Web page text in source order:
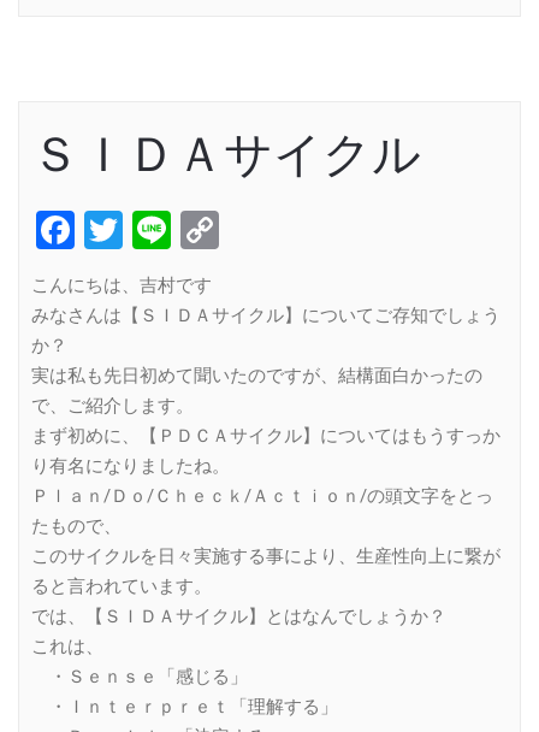
ＳＩＤＡサイクル
Facebook
Twitter
Line
こんにちは、吉村です
みなさんは【ＳＩＤＡサイクル】についてご存知でしょう
か？
実は私も先日初めて聞いたのですが、結構面白かったの
で、ご紹介します。
まず初めに、【ＰＤＣＡサイクル】についてはもうすっか
り有名になりましたね。
Ｐｌａｎ/Ｄｏ/Ｃｈｅｃｋ/Ａｃｔｉｏｎ/の頭文字をとっ
たもので、
このサイクルを日々実施する事により、生産性向上に繋が
ると言われています。
では、【ＳＩＤＡサイクル】とはなんでしょうか？
これは、
・Ｓｅｎｓｅ「感じる」
・Ｉｎｔｅｒｐｒｅｔ「理解する」